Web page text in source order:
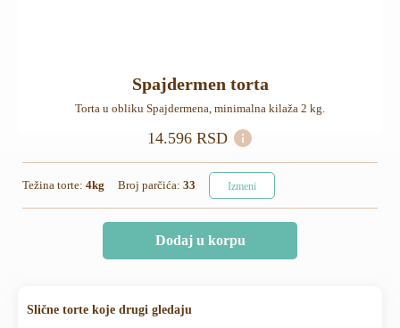
Spajdermen torta
Torta u obliku Spajdermena, minimalna kilaža 2 kg.
14.596RSD
Težina torte: 4kg Broj parčića: 33 Izmeni
Dodaj u korpu
Slične torte koje drugi gledaju